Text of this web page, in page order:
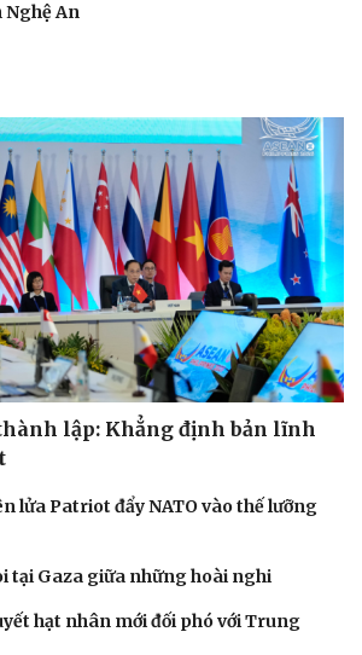
An
lập: Khẳng định bản lĩnh
lửa Patriot đẩy NATO vào thế lưỡng
tại Gaza giữa những hoài nghi
hạt nhân mới đối phó với Trung